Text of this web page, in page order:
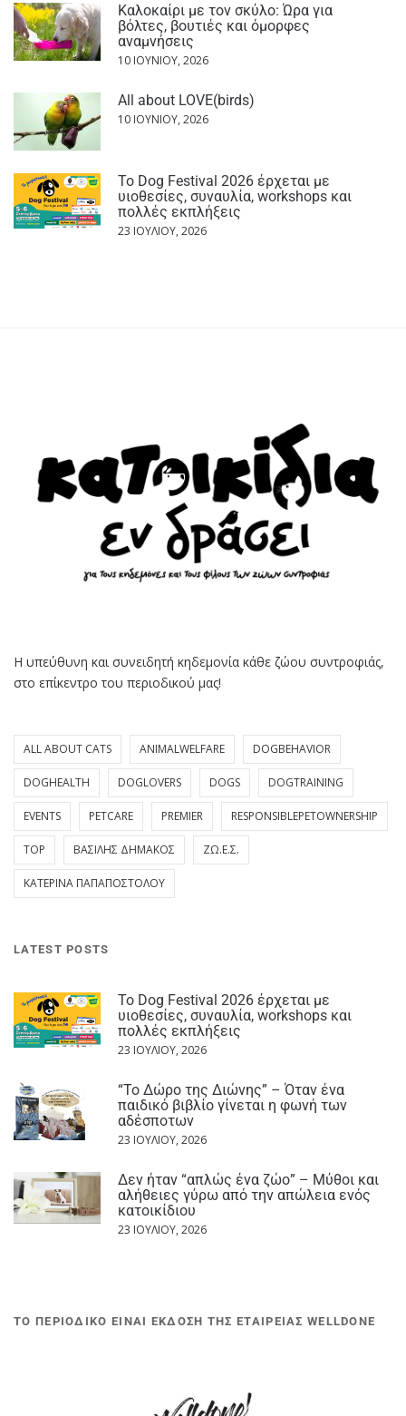
Καλοκαίρι με τον σκύλο: Ώρα για
βόλτες, βουτιές και όμορφες
αναμνήσεις
10 ΙΟΥΝΊΟΥ, 2026
All about LOVE(birds)
10 ΙΟΥΝΊΟΥ, 2026
Το Dog Festival 2026 έρχεται με
υιοθεσίες, συναυλία, workshops και
πολλές εκπλήξεις
23 ΙΟΥΛΊΟΥ, 2026
Η υπεύθυνη και συνειδητή κηδεμονία κάθε ζώου συντροφιάς,
στο επίκεντρο του περιοδικού μας!
ALL ABOUT CATS ANIMALWELFARE DOGBEHAVIOR
DOGHEALTH DOGLOVERS DOGS DOGTRAINING
EVENTS PETCARE PREMIER RESPONSIBLEPETOWNERSHIP
TOP ΒΑΣΊΛΗΣ ΔΗΜΆΚΟΣ ΖΩ.Ε.Σ.
ΚΑΤΕΡΊΝΑ ΠΑΠΑΠΟΣΤΌΛΟΥ
LATEST POSTS
Το Dog Festival 2026 έρχεται με
υιοθεσίες, συναυλία, workshops και
πολλές εκπλήξεις
23 ΙΟΥΛΊΟΥ, 2026
“Το Δώρο της Διώνης” – Όταν ένα
παιδικό βιβλίο γίνεται η φωνή των
αδέσποτων
23 ΙΟΥΛΊΟΥ, 2026
Δεν ήταν “απλώς ένα ζώο” – Μύθοι και
αλήθειες γύρω από την απώλεια ενός
κατοικίδιου
23 ΙΟΥΛΊΟΥ, 2026
ΤΟ ΠΕΡΙΟΔΙΚΟ ΕΙΝΑΙ ΕΚΔΟΣΗ ΤΗΣ ΕΤΑΙΡΕΙΑΣ WELLDONE